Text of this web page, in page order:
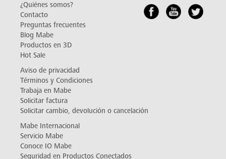
¿Quiénes somos?
Contacto
Preguntas frecuentes
Blog Mabe
Productos en 3D
Hot Sale
Aviso de privacidad
Términos y Condiciones
Trabaja en Mabe
Solicitar factura
Solicitar cambio, devolución o cancelación
Mabe Internacional
Servicio Mabe
Conoce IO Mabe
Seguridad en Productos Conectados